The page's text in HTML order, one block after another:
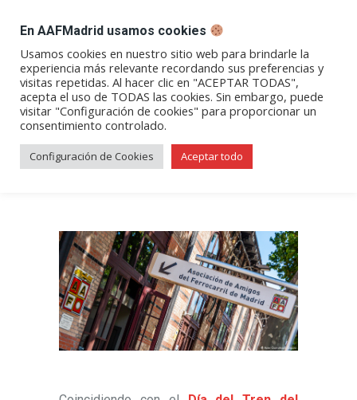
Abrir
enlace
en
una
ventana/pestaña
Abrir
enlace
en
una
ventana/pestaña
Abrir
enlace
en
una
ventana/pestaña
Abrir
enlace
en
una
Abrir
enlace
en
una
Apertura especial del local
social – Día del Tren 2022
En AAFMadrid usamos cookies
Usamos cookies en nuestro sitio web para brindarle la
experiencia más relevante recordando sus preferencias y
visitas repetidas. Al hacer clic en "ACEPTAR TODAS",
acepta el uso de TODAS las cookies. Sin embargo, puede
visitar "Configuración de cookies" para proporcionar un
consentimiento controlado.
Configuración de Cookies Aceptar todo